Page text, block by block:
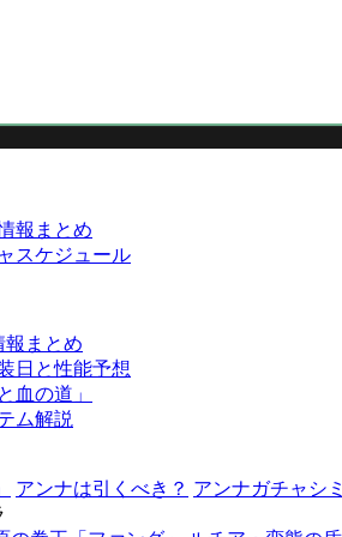
報まとめ
スケジュール
報まとめ
日と性能予想
血の道」
ム解説
アンナは引くべき？ アンナガチャシ